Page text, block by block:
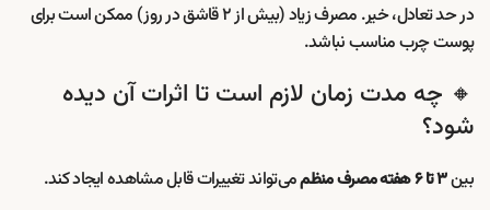
در حد تعادل، خیر. مصرف زیاد (بیش از ۲ قاشق در روز) ممکن است برای
پوست چرب مناسب نباشد.
🔸 چه مدت زمان لازم است تا اثرات آن دیده
شود؟
بین۳ تا ۶ هفته مصرف منظم می‌تواند تغییرات قابل مشاهده ایجاد کند.